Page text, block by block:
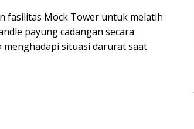
fasilitas Mock Tower untuk melatih
payung cadangan secara
situasi darurat saat